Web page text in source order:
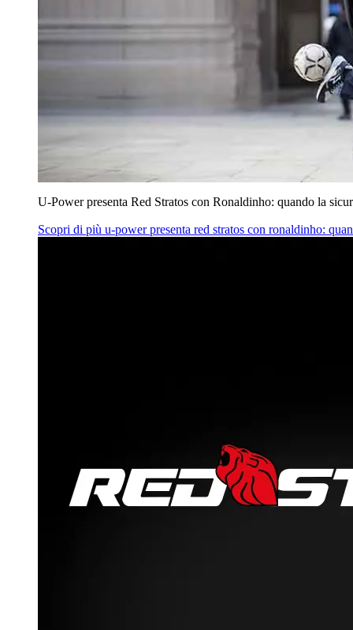
U‑Power presenta Red Stratos con Ronaldinho: quando la
Scopri di più u‑power presenta red stratos con ronaldinho: